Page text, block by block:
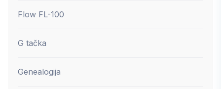
Flow FL-100
G tačka
Genealogija